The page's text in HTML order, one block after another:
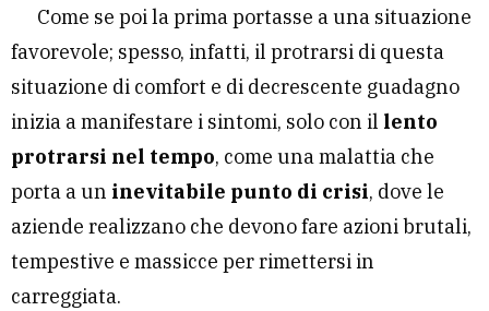
Come se poi la prima portasse a una situazione
favorevole; spesso, infatti, il protrarsi di questa
situazione di comfort e di decrescente guadagno
inizia a manifestare i sintomi, solo con il lento
protrarsi nel tempo, come una malattia che
porta a un inevitabile punto di crisi, dove le
aziende realizzano che devono fare azioni brutali,
tempestive e massicce per rimettersi in
carreggiata.